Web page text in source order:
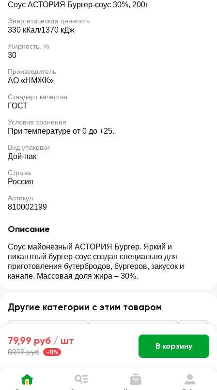
Соус АСТОРИЯ Бургер-соус 30%, 200г
Энергетическая ценность
330 кКал/1370 кДж
Жирность, %
30
Производитель
АО «НМЖК»
Стандарт качества
ГОСТ
Условия хранения
При температуре от 0 до +25.
Вид упаковки
Дой-пак
Страна
Россия
Артикул
810002199
Описание
Соус майонезный АСТОРИЯ Бургер. Яркий и
пикантный бургер-соус создан специально для
приготовления бутербродов, бургеров, закусок и
канапе. Массовая доля жира – 30%.
Другие категории с этим товаром
79,99 руб / шт
89,99 руб -11%
В корзину